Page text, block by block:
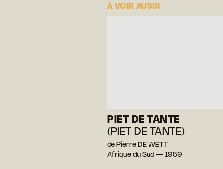
À VOIR AUSSI
PIET DE TANTE
(PIET DE TANTE)
de Pierre DE WETT
Afrique du Sud — 1959